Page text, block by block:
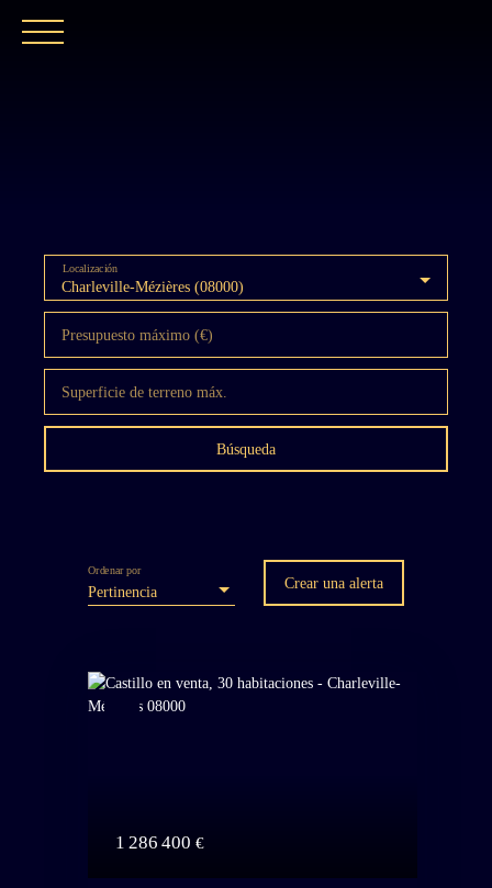
Charleville-Mézières (08000)
Localización
Presupuesto máximo (€)
Superficie de terreno máx.
Búsqueda
Pertinencia
Ordenar por
Crear una alerta
1 286 400 €